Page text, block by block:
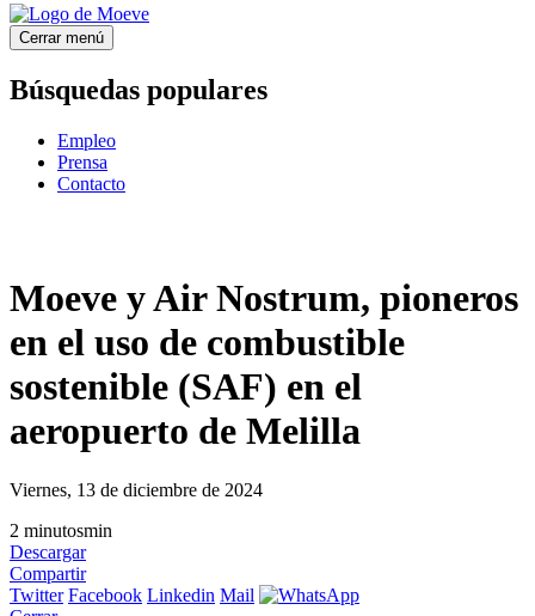
Cerrar menú
Búsquedas populares
Empleo
Prensa
Contacto
Moeve y Air Nostrum, pioneros
en el uso de combustible
sostenible (SAF) en el
aeropuerto de Melilla
Viernes, 13 de diciembre de 2024
2 minutosmin
Descargar
Compartir
Twitter Facebook Linkedin Mail